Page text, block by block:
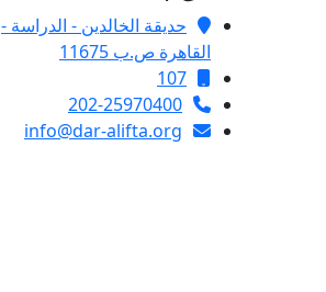
حديقة الخالدين - الدراسة -
القاهرة ص.ب 11675
107
202-25970400
info@dar-alifta.org